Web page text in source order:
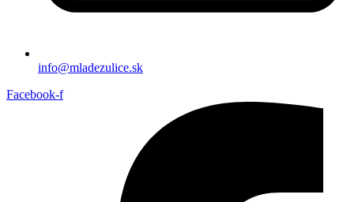
info@mladezulice.sk
Facebook-f